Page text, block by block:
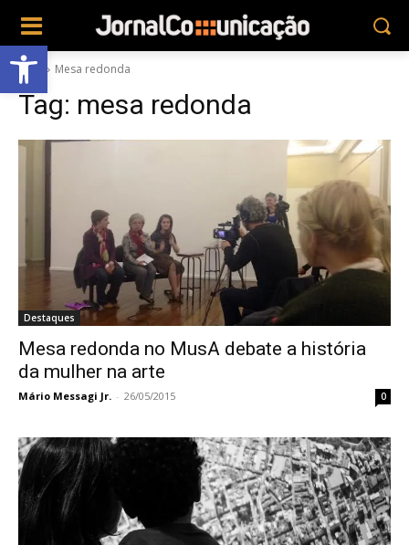
Abrir a barra de ferramentas
Tags Mesa redonda
Tag: mesa redonda
Destaques
Mesa redonda no MusA debate a história
da mulher na arte
Mário Messagi Jr. - 26/05/2015 0